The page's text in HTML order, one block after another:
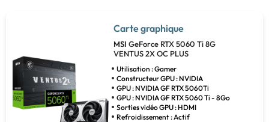
Carte graphique
MSI GeForce RTX 5060 Ti 8G
VENTUS 2X OC PLUS
Utilisation : Gamer
Constructeur GPU : NVIDIA
GPU : NVIDIA GF RTX 5060Ti
GPU : NVIDIA GF RTX 5060 Ti - 8Go
Sorties vidéo GPU : HDMI
Refroidissement : Actif